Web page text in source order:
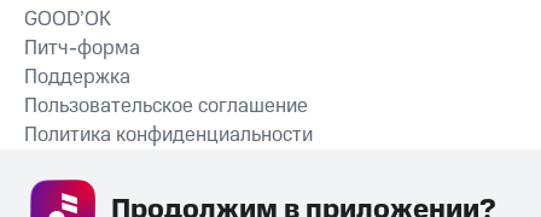
СКАЧАТЬ ПРИЛОЖЕНИЕ
GOOD’OK
Питч-форма
Поддержка
Пользовательское соглашение
Политика конфиденциальности